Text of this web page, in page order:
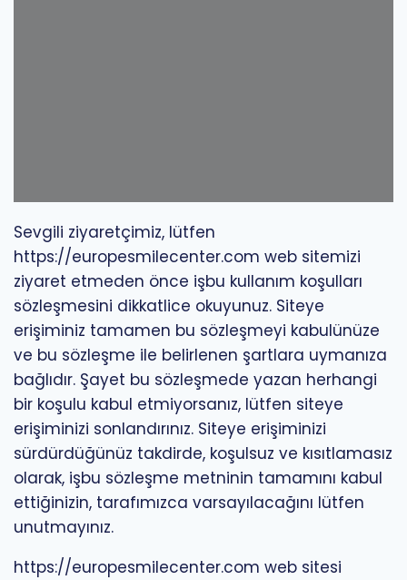
Sevgili ziyaretçimiz, lütfen
https://europesmilecenter.com web sitemizi
ziyaret etmeden önce işbu kullanım koşulları
sözleşmesini dikkatlice okuyunuz. Siteye
erişiminiz tamamen bu sözleşmeyi kabulünüze
ve bu sözleşme ile belirlenen şartlara uymanıza
bağlıdır. Şayet bu sözleşmede yazan herhangi
bir koşulu kabul etmiyorsanız, lütfen siteye
erişiminizi sonlandırınız. Siteye erişiminizi
sürdürdüğünüz takdirde, koşulsuz ve kısıtlamasız
olarak, işbu sözleşme metninin tamamını kabul
ettiğinizin, tarafımızca varsayılacağını lütfen
unutmayınız.
https://europesmilecenter.com web sitesi